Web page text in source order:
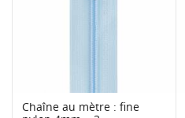
Chaîne au mètre : fine